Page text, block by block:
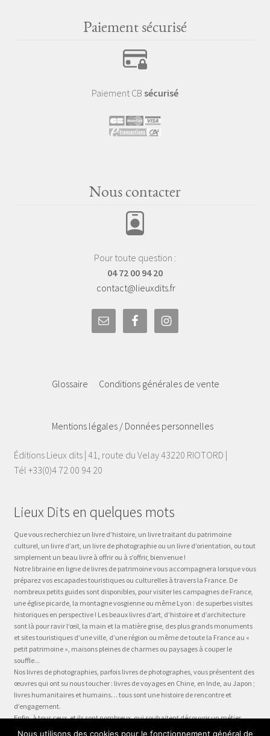
Paiement sécurisé
Paiement CB sécurisé
Nous contacter
Pour toute question :
04 72 00 94 20
contact@lieuxdits.fr
Glossaire Conditions générales de vente
Mentions légales / Données personnelles
Éditions Lieux dits | 41, route du Velay 43220 RIOTORD |
Tél +33(0)4 72 00 94 20
Lieux Dits en quelques mots
Que vous recherchiez un livre d’histoire, un livre traitant du patrimoine
culturel, un livre d’art, un livre de photographie ou un livre d’orientation, ou tout
simplement un beau livre à offrir ou à s’offrir, bienvenue !
Notre librairie en ligne de livres de patrimoine vous accompagnera lorsque vous
préparez vos escapades touristiques ou culturelles à travers la France. De
nombreux petits guides sont disponibles, pour visiter les campagnes de France,
une église picarde, la montagne vosgienne ou même Lyon : de superbes visites
historiques en perspective ! Les beaux livres d’art, d’histoire et d’architecture
sont là pour ravir l’œil, la main et la matière grise, des plus grands monuments
et sites touristiques d’une ville, d’une région ou même de toute la France au «
petit patrimoine », maisons pleines de charmes ou paysages à couper le
souffle...
Nos livres de photographies, parfois livres de photographes, vous présentent des
œuvres qui ont su nous toucher : livres de voyages en Chine, en Inde, au Japon ;
livres humanitaires et humains… tous sont une histoire de rencontre et
d’engagement.
Enfin, à tous ceux, et ils sont nombreux, qui souhaitent découvrir un métier,
préparer leur formation ou choisir leur orientation, à la question « quel métier ?
Nous utilisons des cookies pour le fonctionnement général de